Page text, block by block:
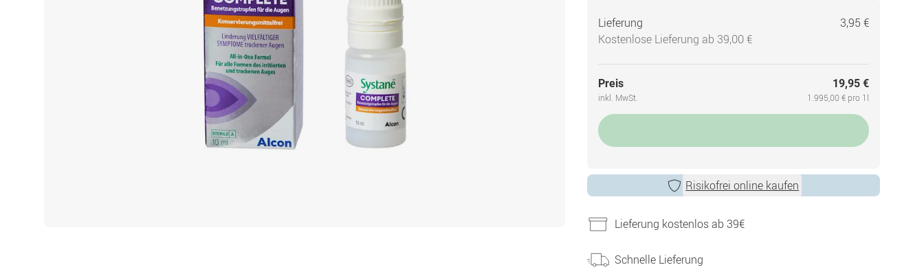
Lieferung
3,95 €
Kostenlose Lieferung ab 39,00 €
Preis
inkl. MwSt.
19,95 €
1.995,00 € pro 1l
Risikofrei online kaufen
Lieferung kostenlos ab 39€
Schnelle Lieferung